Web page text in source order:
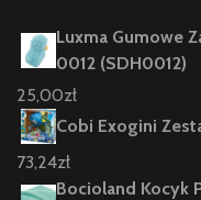
Luxma Gumowe
0012 (SDH0012)
25,00zł
Cobi Exogini
73,24zł
Bocioland Kocyk